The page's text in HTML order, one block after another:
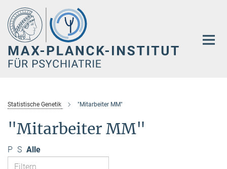
Hauptinhalt
Statistische Genetik "Mitarbeiter MM"
"Mitarbeiter MM"
P S Alle